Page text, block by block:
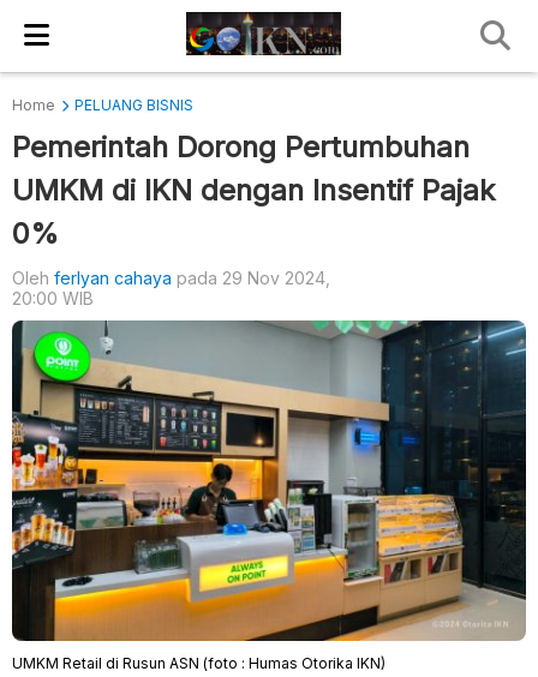
Home PELUANG BISNIS
Pemerintah Dorong Pertumbuhan
UMKM di IKN dengan Insentif Pajak
0%
Oleh ferlyan cahaya pada 29 Nov 2024,
20:00 WIB
UMKM Retail di Rusun ASN (foto : Humas Otorika IKN)